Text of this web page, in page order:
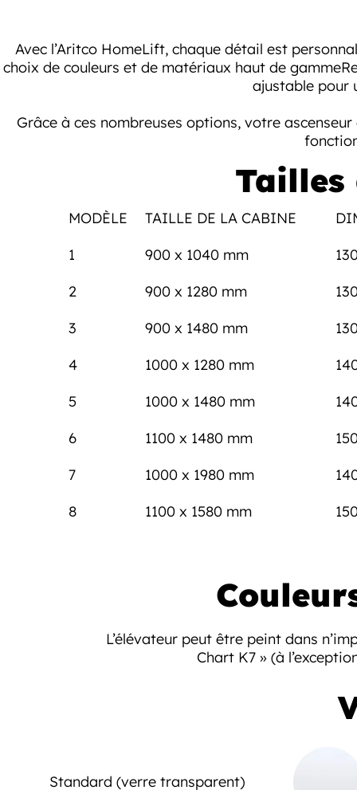
Avec l’Aritco HomeLift, chaque détail est
choix de couleurs et de matériaux haut de
ajustable pour
Grâce à ces nombreuses options, votre
Tailles
MODÈLE
1
2
3
4
5
6
7
8
TAILLE DE LA CABINE
900 x 1040 mm
900 x 1280 mm
900 x 1480 mm
1000 x 1280 mm
1000 x 1480 mm
1100 x 1480 mm
1000 x 1980 mm
1100 x 1580 mm
L’élévateur peut être peint dans
Chart K7 » (à
Standard (verre transparent)